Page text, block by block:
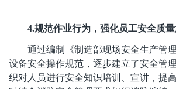
4.规范作业行为，强化员工安全质
通过编制《制造部现场安全生产管
设备安全操作规范，逐步建立了安全管
织对人员进行安全知识培训、宣讲，提